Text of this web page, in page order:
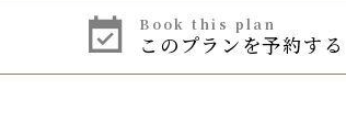
サワー、シークワーサーサワー
book this plan
このプランを予約する